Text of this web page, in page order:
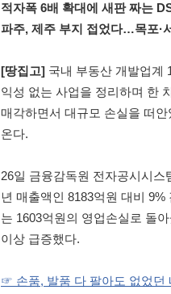
적자폭 6배 확대에 새판 짜는
파주, 제주 부지 접었다…목포·
[땅집고] 국내 부동산 개발업계
익성 없는 사업을 정리하며 한
매각하면서 대규모 손실을 떠
온다.
26일 금융감독원 전자공시시
년 매출액인 8183억원 대비
는 1603억원의 영업손실로 돌
이상 급증했다.
☞ 손품, 발품 다 팔아도 없었던